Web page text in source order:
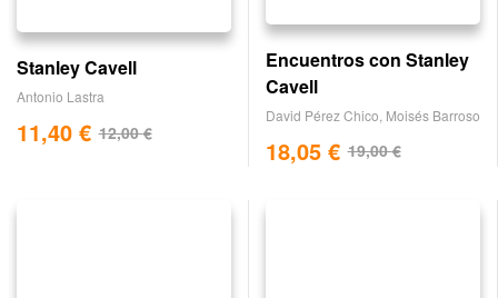
Stanley Cavell
Antonio Lastra
12,00€
11,40 €
Encuentros con Stanley
Cavell
David Pérez Chico Moisés Barroso
19,00€
18,05 €